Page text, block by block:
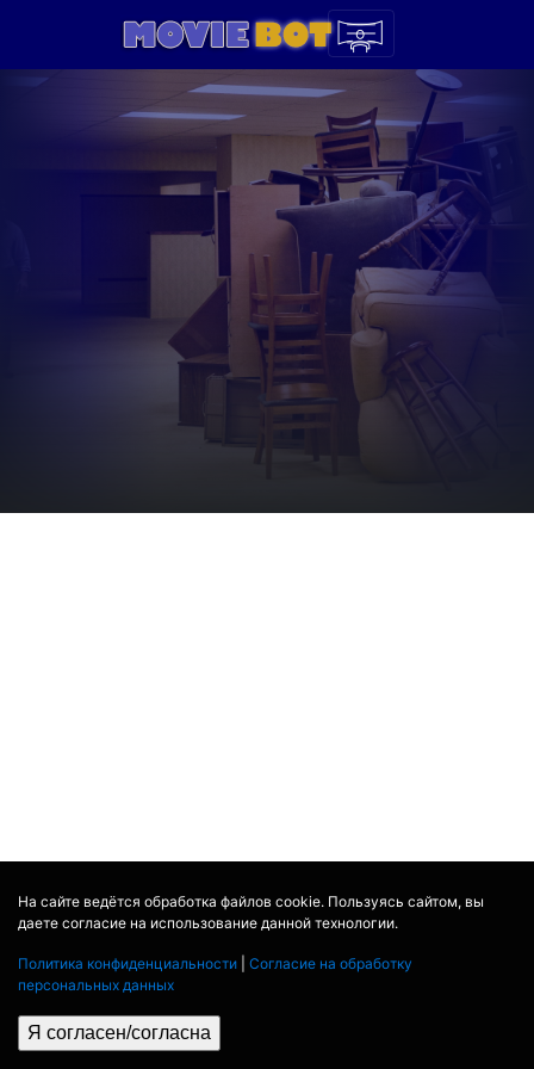
На сайте ведётся обработка файлов cookie. Пользуясь сайтом, вы
даете согласие на использование данной технологии.
Политика конфиденциальности
Согласие на обработку
персональных данных
Я согласен/согласна